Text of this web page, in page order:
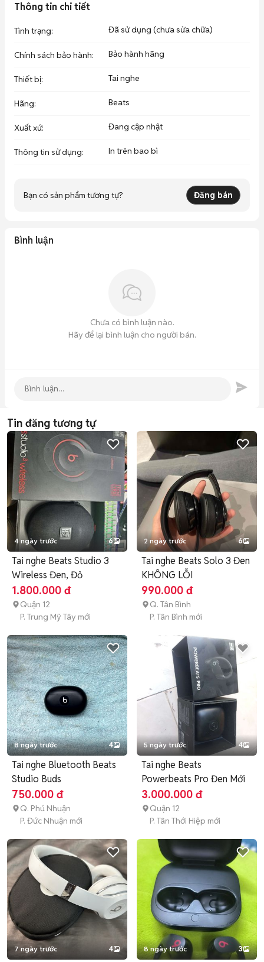
Thông tin chi tiết
Tình trạng: Đã sử dụng (chưa sửa chữa)
Chính sách bảo hành: Bảo hành hãng
Thiết bị: Tai nghe
Hãng: Beats
Xuất xứ: Đang cập nhật
Thông tin sử dụng: In trên bao bì
Bạn có sản phẩm tương tự? Đăng bán
Bình luận
Chưa có bình luận nào.
Hãy để lại bình luận cho người bán.
Tin đăng tương tự
4 ngày trước 6
Tai nghe Beats Studio 3
Wireless Đen, Đỏ
1.800.000 đ
Quận 12
P. Trung Mỹ Tây mới
2 ngày trước 6
Tai nghe Beats Solo 3 Đen
KHÔNG LỖI
990.000 đ
Q. Tân Bình
P. Tân Bình mới
8 ngày trước 4
Tai nghe Bluetooth Beats
Studio Buds
750.000 đ
Q. Phú Nhuận
P. Đức Nhuận mới
5 ngày trước 4
Tai nghe Beats
Powerbeats Pro Đen Mới
3.000.000 đ
Quận 12
P. Tân Thới Hiệp mới
7 ngày trước 4 8 ngày trước 3